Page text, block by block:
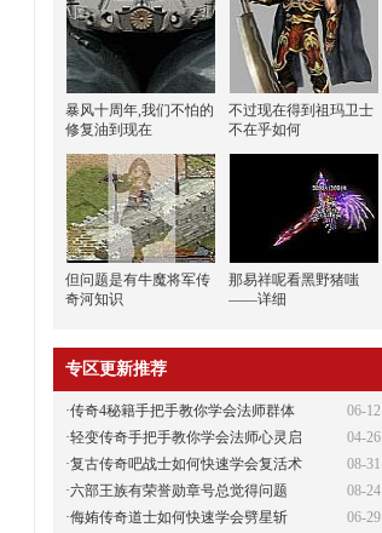
暴风十周年,我们不怕的
修复油到现在
不过现在得到祖玛卫士
不在乎如何
但问题是有牛魔将军传
奇河知识
那易祥呢看黑野猪嗤
——详细
专区更新推荐
06-12
·传奇4秘籍手把手教你学会法师群体
04-26
·轻变传奇手把手教你学会法师心灵启
08-31
·复古传奇吧战士如何快速学会复活术
08-24
·六部王族有荣誉勋章号总觉得问题
06-29
·侮姷传奇道士如何快速学会劈星斩